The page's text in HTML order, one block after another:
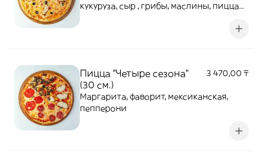
кукуруза, сыр , грибы, маслины, пицца
Пицца "Четыре сезона"
(30 см.)
3 470,00 ₸
Маргарита, фаворит, мексиканская,
пепперони